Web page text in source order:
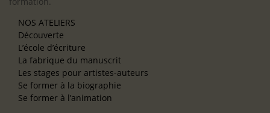
NOS ATELIERS
Découverte
L’école d’écriture
La fabrique du manuscrit
Les stages pour artistes-auteurs
Se former à la biographie
Se former à l’animation